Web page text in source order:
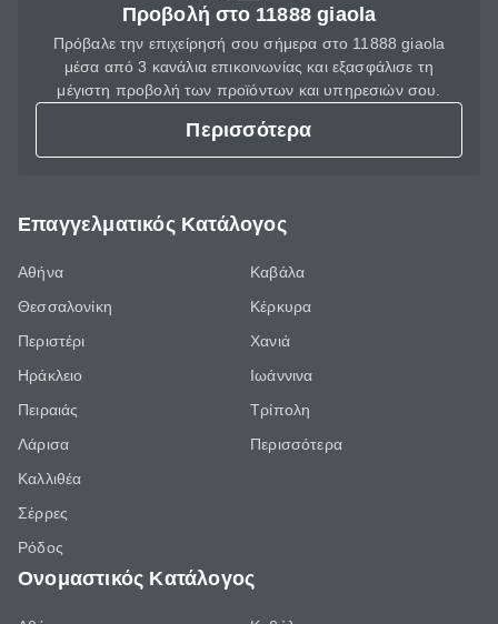
Προβολή στο 11888 giaola
Πρόβαλε την επιχείρησή σου σήμερα στο 11888 giaola
μέσα από 3 κανάλια επικοινωνίας και εξασφάλισε τη
μέγιστη προβολή των προϊόντων και υπηρεσιών σου.
Περισσότερα
Επαγγελματικός Κατάλογος
Αθήνα
Θεσσαλονίκη
Περιστέρι
Ηράκλειο
Πειραιάς
Λάρισα
Καλλιθέα
Σέρρες
Ρόδος
Καβάλα
Κέρκυρα
Χανιά
Ιωάννινα
Τρίπολη
Περισσότερα
Ονομαστικός Κατάλογος